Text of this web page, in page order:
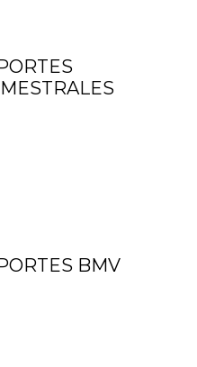
BMV